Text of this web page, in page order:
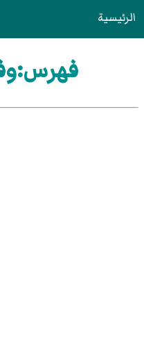
الرئيسية